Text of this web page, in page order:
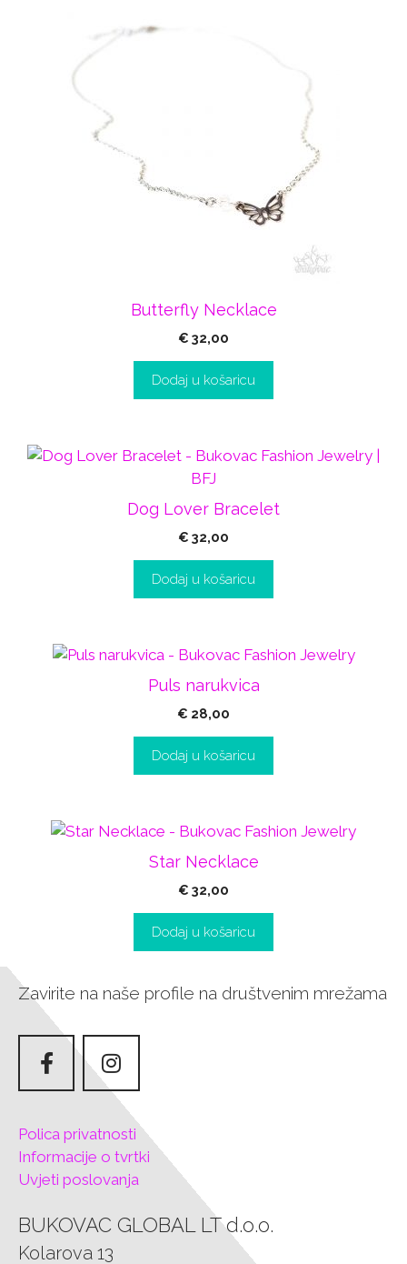
Butterfly Necklace
€ 32,00
Dodaj u košaricu
Dog Lover Bracelet
€ 32,00
Dodaj u košaricu
Puls narukvica
€ 28,00
Dodaj u košaricu
Star Necklace
€ 32,00
Dodaj u košaricu
Zavirite na naše profile na društvenim mrežama
Polica privatnosti
Informacije o tvrtki
Uvjeti poslovanja
BUKOVAC GLOBAL LT d.o.o.
Kolarova 13